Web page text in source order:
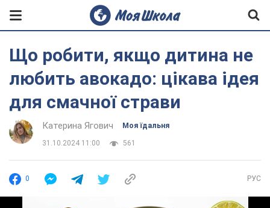
Що робити, якщо дитина не
любить авокадо: цікава ідея
для смачної страви
Катерина Ягович Моя їдальня
31.10.2024 11:00 561
0 РУС